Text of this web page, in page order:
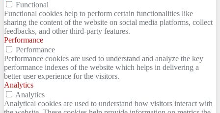
Functional
Functional cookies help to perform certain functionalities like
sharing the content of the website on social media platforms, collect
feedbacks, and other third-party features.
Performance
Performance
Performance cookies are used to understand and analyze the key
performance indexes of the website which helps in delivering a
better user experience for the visitors.
Analytics
Analytics
Analytical cookies are used to understand how visitors interact with